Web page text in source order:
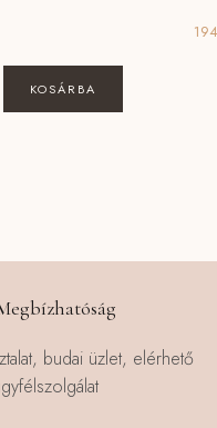
KOSÁRBA
budai üzlet, elérhető